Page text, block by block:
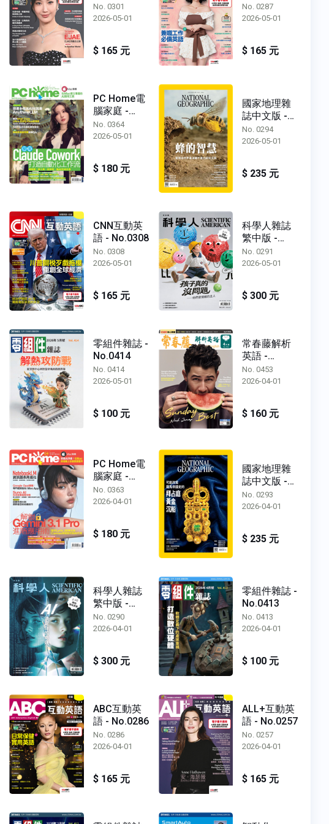
No. 0301
2026-05-01
$ 165 元
No. 0287
2026-05-01
$ 165 元
PC Home電
腦家庭 -
No.0364
No. 0364
2026-05-01
$ 180 元
國家地理雜
誌中文版 -
No.0294
No. 0294
2026-05-01
$ 235 元
CNN互動英
語 - No.0308
No. 0308
2026-05-01
$ 165 元
科學人雜誌
繁中版 -
No.0291
No. 0291
2026-05-01
$ 300 元
零組件雜誌 -
No.0414
No. 0414
2026-05-01
$ 100 元
常春藤解析
英語 -
No.0453
No. 0453
2026-04-01
$ 160 元
PC Home電
腦家庭 -
No.0363
No. 0363
2026-04-01
$ 180 元
國家地理雜
誌中文版 -
No.0293
No. 0293
2026-04-01
$ 235 元
科學人雜誌
繁中版 -
No.0290
No. 0290
2026-04-01
$ 300 元
零組件雜誌 -
No.0413
No. 0413
2026-04-01
$ 100 元
ABC互動英
語 - No.0286
No. 0286
2026-04-01
$ 165 元
ALL+互動英
語 - No.0257
No. 0257
2026-04-01
$ 165 元